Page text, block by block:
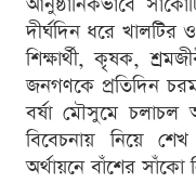
দীর্ঘদিন ধরে
শিক্ষার্থী, কৃষক,
জনগণকে প্রতিদিন
বর্ষা মৌসুমে চলাচল
বিবেচনায় নিয়ে
অর্থায়নে বাঁশের সাঁকো